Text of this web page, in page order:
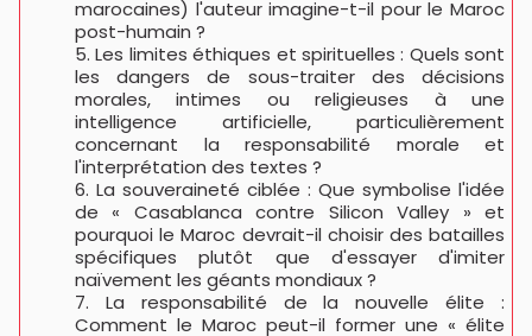
marocaines) l'auteur imagine-t-il pour le Maroc
post-humain ?
Les limites éthiques et spirituelles : Quels sont
les dangers de sous-traiter des décisions
morales, intimes ou religieuses à une
intelligence artificielle, particulièrement
concernant la responsabilité morale et
l'interprétation des textes ?
La souveraineté ciblée : Que symbolise l'idée
de « Casablanca contre Silicon Valley » et
pourquoi le Maroc devrait-il choisir des batailles
spécifiques plutôt que d'essayer d'imiter
naïvement les géants mondiaux ?
La responsabilité de la nouvelle élite :
Comment le Maroc peut-il former une « élite